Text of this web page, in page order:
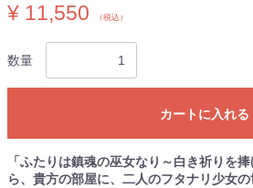
¥ 11,550 （税込）
数量
カートに入れる
「ふたりは鎮魂の巫女なり～白き祈りを
ら、貴方の部屋に、二人のフタナリ少女